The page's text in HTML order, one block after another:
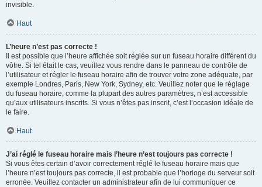
invisible.
Haut
L’heure n’est pas correcte !
Il est possible que l’heure affichée soit réglée sur un fuseau horaire différent du
vôtre. Si tel était le cas, veuillez vous rendre dans le panneau de contrôle de
l’utilisateur et régler le fuseau horaire afin de trouver votre zone adéquate, par
exemple Londres, Paris, New York, Sydney, etc. Veuillez noter que le réglage
du fuseau horaire, comme la plupart des autres paramètres, n’est accessible
qu’aux utilisateurs inscrits. Si vous n’êtes pas inscrit, c’est l’occasion idéale de
le faire.
Haut
J’ai réglé le fuseau horaire mais l’heure n’est toujours pas correcte !
Si vous êtes certain d’avoir correctement réglé le fuseau horaire mais que
l’heure n’est toujours pas correcte, il est probable que l’horloge du serveur soit
erronée. Veuillez contacter un administrateur afin de lui communiquer ce